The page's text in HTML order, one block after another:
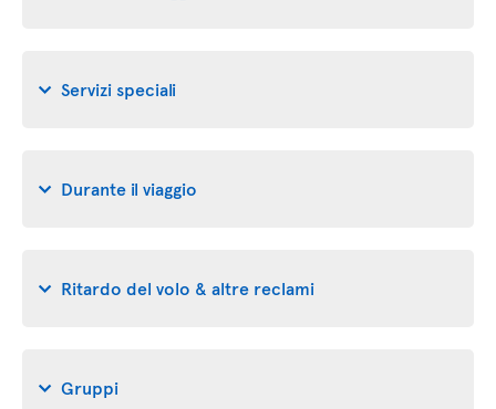
Servizi speciali
Durante il viaggio
Ritardo del volo & altre reclami
Gruppi